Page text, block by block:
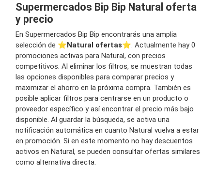
Supermercados Bip Bip Natural oferta
y precio
En Supermercados Bip Bip encontrarás una amplia
selección de ⭐️Natural ofertas⭐️. Actualmente hay 0
promociones activas para Natural, con precios
competitivos. Al eliminar los filtros, se muestran todas
las opciones disponibles para comparar precios y
maximizar el ahorro en la próxima compra. También es
posible aplicar filtros para centrarse en un producto o
proveedor específico y así encontrar el precio más bajo
disponible. Al guardar la búsqueda, se activa una
notificación automática en cuanto Natural vuelva a estar
en promoción. Si en este momento no hay descuentos
activos en Natural, se pueden consultar ofertas similares
como alternativa directa.